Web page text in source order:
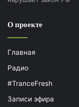
О проекте
Главная
Радио
#TranceFresh
Записи эфира